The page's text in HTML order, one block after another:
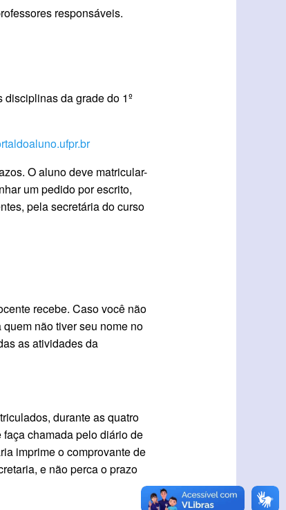
responsáveis.
da grade do 1º
O aluno deve matricular-
um pedido por escrito,
pela secretária do curso
recebe. Caso você não
quem não tiver seu nome no
as atividades da
durante as quatro
chamada pelo diário de
imprime o comprovante de
e não perca o prazo